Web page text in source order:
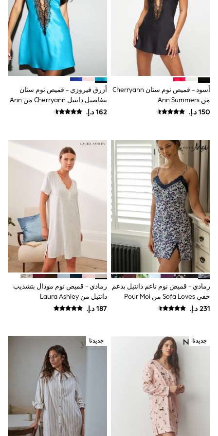
Smiggle
Vans
Vanilla Underground
Eastpak
Bags & Backpacks
Caps
Belts
Jumpers
Polo Shirts
All Girls Sports & Swimwear
T-Shirts
Bags & Backpacks
Blouses
Shirts
Polo Shirts
GIRLS
E-Gift Card
New In
New In from Next
All Girl's New In
0-2 years
3-5 years
6-8 years
9-11 years
12-14 years
15+ years
All Clothing
Coats & Jackets
Dresses
Holiday Shop
Jeans
Top & Bottom Sets
Summer Dresses
Polka Dots
THE SET
Knitwear
Loungewear
Nightwear & Pyjamas
Occasionwear
Pants & Leggings
Schoolwear
Sets & Outfits
أسود - قميص نوم ستان Cherryann
من Ann Summers
أزرق فيروزي - قميص نوم ستان
بتفاصيل دانتيل Cherryann من Ann
Summers
رمادي - قميص نوم ناعم دانتيل بدعم
خفي Sofa Loves من Pour Moi
رمادي - قميص نوم مودال بتشذيب
دانتيل من Laura Ashley
جديدنا جديدنا